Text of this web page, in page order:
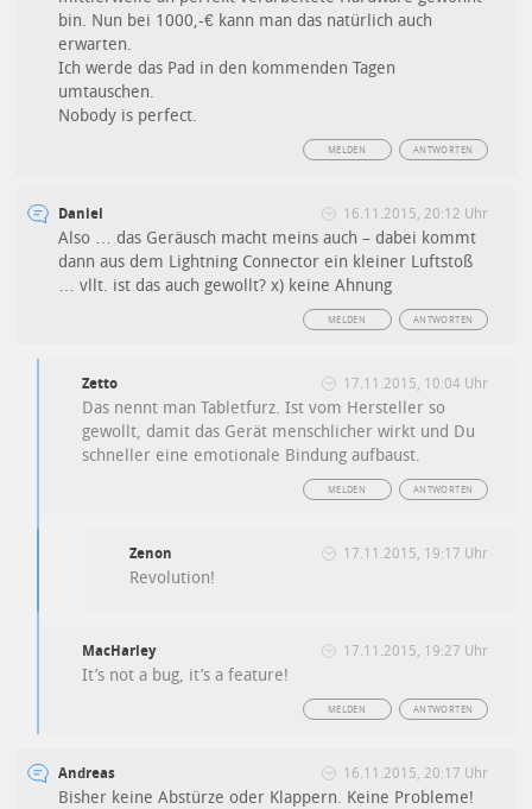
bin. Nun bei 1000,-€ kann man das natürlich auch
erwarten.
Ich werde das Pad in den kommenden Tagen
umtauschen.
Nobody is perfect.
ANTWORTEN
MELDEN
Daniel 16.11.2015, 20:12 Uhr
Also … das Geräusch macht meins auch – dabei kommt
dann aus dem Lightning Connector ein kleiner Luftstoß
… vllt. ist das auch gewollt? x) keine Ahnung
ANTWORTEN
MELDEN
Zetto 17.11.2015, 10:04 Uhr
Das nennt man Tabletfurz. Ist vom Hersteller so
gewollt, damit das Gerät menschlicher wirkt und Du
schneller eine emotionale Bindung aufbaust.
ANTWORTEN
MELDEN
Zenon 17.11.2015, 19:17 Uhr
Revolution!
MacHarley 17.11.2015, 19:27 Uhr
It’s not a bug, it’s a feature!
ANTWORTEN
MELDEN
Andreas 16.11.2015, 20:17 Uhr
Bisher keine Abstürze oder Klappern. Keine Probleme!